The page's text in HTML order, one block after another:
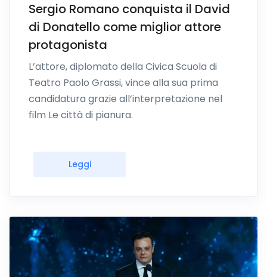
Sergio Romano conquista il David
di Donatello come miglior attore
protagonista
L’attore, diplomato della Civica Scuola di
Teatro Paolo Grassi, vince alla sua prima
candidatura grazie all’interpretazione nel
film Le città di pianura.
Leggi